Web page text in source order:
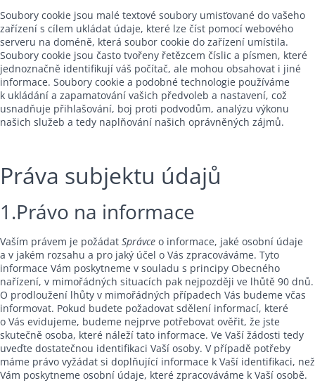
Soubory cookie jsou malé textové soubory umisťované do vašeho
zařízení s cílem ukládat údaje, které lze číst pomocí webového
serveru na doméně, která soubor cookie do zařízení umístila.
Soubory cookie jsou často tvořeny řetězcem číslic a písmen, které
jednoznačně identifikují váš počítač, ale mohou obsahovat i jiné
informace. Soubory cookie a podobné technologie používáme
k ukládání a zapamatování vašich předvoleb a nastavení, což
usnadňuje přihlašování, boj proti podvodům, analýzu výkonu
našich služeb a tedy naplňování našich oprávněných zájmů.
Práva subjektu údajů
1.Právo na informace
Vaším právem je požádat Správce o informace, jaké osobní údaje
a v jakém rozsahu a pro jaký účel o Vás zpracováváme. Tyto
informace Vám poskytneme v souladu s principy Obecného
nařízení, v mimořádných situacích pak nejpozději ve lhůtě 90 dnů.
O prodloužení lhůty v mimořádných případech Vás budeme včas
informovat. Pokud budete požadovat sdělení informací, které
o Vás evidujeme, budeme nejprve potřebovat ověřit, že jste
skutečně osoba, které náleží tato informace. Ve Vaší žádosti tedy
uveďte dostatečnou identifikaci Vaší osoby. V případě potřeby
máme právo vyžádat si doplňující informace k Vaší identifikaci, než
Vám poskytneme osobní údaje, které zpracováváme k Vaší osobě.